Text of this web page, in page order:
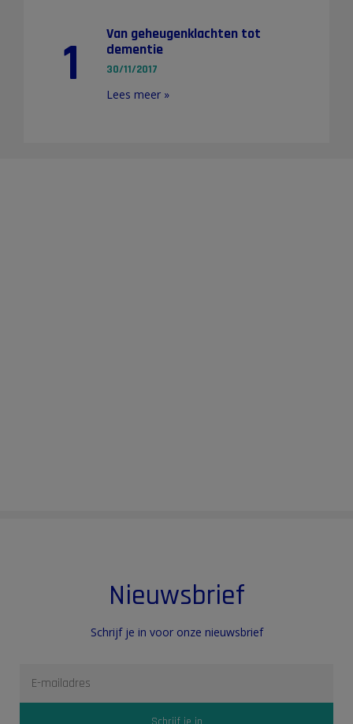
1
Van geheugenklachten tot
dementie
30/11/2017
Lees meer »
Nieuwsbrief
Schrijf je in voor onze nieuwsbrief